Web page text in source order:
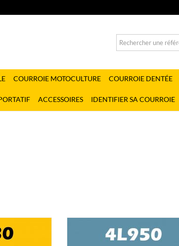
COURROIE MOTOCULTURE COURROIE DENTÉE
ACCESSOIRES IDENTIFIER SA COURROIE